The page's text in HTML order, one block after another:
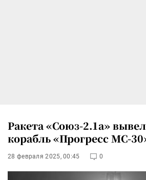
Ракета «Союз-2.1а»
корабль «Прогресс МС-
28 февраля 2025, 00:45 0